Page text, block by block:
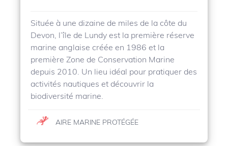
Située à une dizaine de miles de la côte du
Devon, l’île de Lundy est la première réserve
marine anglaise créée en 1986 et la
première Zone de Conservation Marine
depuis 2010. Un lieu idéal pour pratiquer des
activités nautiques et découvrir la
biodiversité marine.
AIRE MARINE PROTÉGÉE